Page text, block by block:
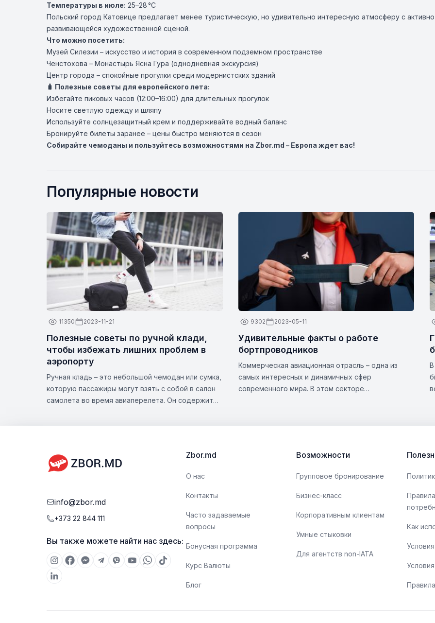
Температуры в июле: 25–28 °C
Польский город Катовице предлагает менее туристическую, но удивительно интересную атмосферу с активно
развивающейся художественной сценой.
Что можно посетить:
Музей Силезии – искусство и история в современном подземном пространстве
Ченстохова – Монастырь Ясна Гура (однодневная экскурсия)
Центр города – спокойные прогулки среди модернистских зданий
🧳 Полезные советы для европейского лета:
Избегайте пиковых часов (12:00–16:00) для длительных прогулок
Носите светлую одежду и шляпу
Используйте солнцезащитный крем и поддерживайте водный баланс
Бронируйте билеты заранее – цены быстро меняются в сезон
Собирайте чемоданы и пользуйтесь возможностями на Zbor.md – Европа ждет вас!
Популярные новости
11350 2023-11-21
Полезные советы по ручной клади,
чтобы избежать лишних проблем в
аэропорту
Ручная кладь – это небольшой чемодан или сумка,
которую пассажиры могут взять с собой в салон
самолета во время авиаперелета. Он содержит
зависимости от авиакомпании.
9302 2023-05-11
Удивительные факты о работе
бортпроводников
Коммерческая авиационная отрасль – одна из
самых интересных и динамичных сфер
современного мира. В этом секторе
их кажущиеся улыбки и стильная униформа. Вот
info@zbor.md
+373 22 844 111
Вы также можете найти нас здесь:
Zbor.md
О нас
Контакты
Часто задаваемые
вопросы
Бонусная программа
Курс Валюты
Блог
Возможности
Групповое бронирование
Бизнес-класс
Корпоративным клиентам
Умные стыковки
Для агентств non-IATA
Как